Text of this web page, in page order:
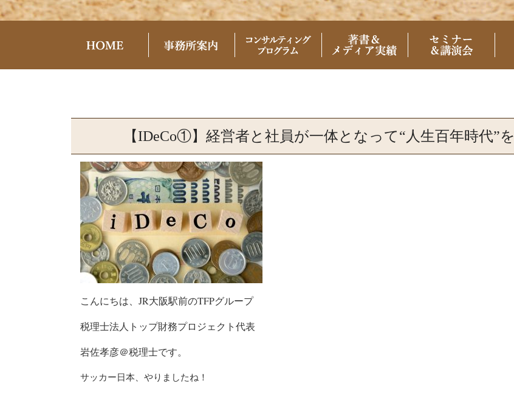
【iDeCo①】経営者と社員が一体となって“人生百年時代”を
こんにちは、JR大阪駅前のTFPグループ
税理士法人トップ財務プロジェクト代表
岩佐孝彦＠税理士です。
サッカー日本、やりましたね！